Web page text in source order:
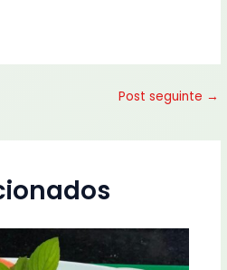
Post seguinte →